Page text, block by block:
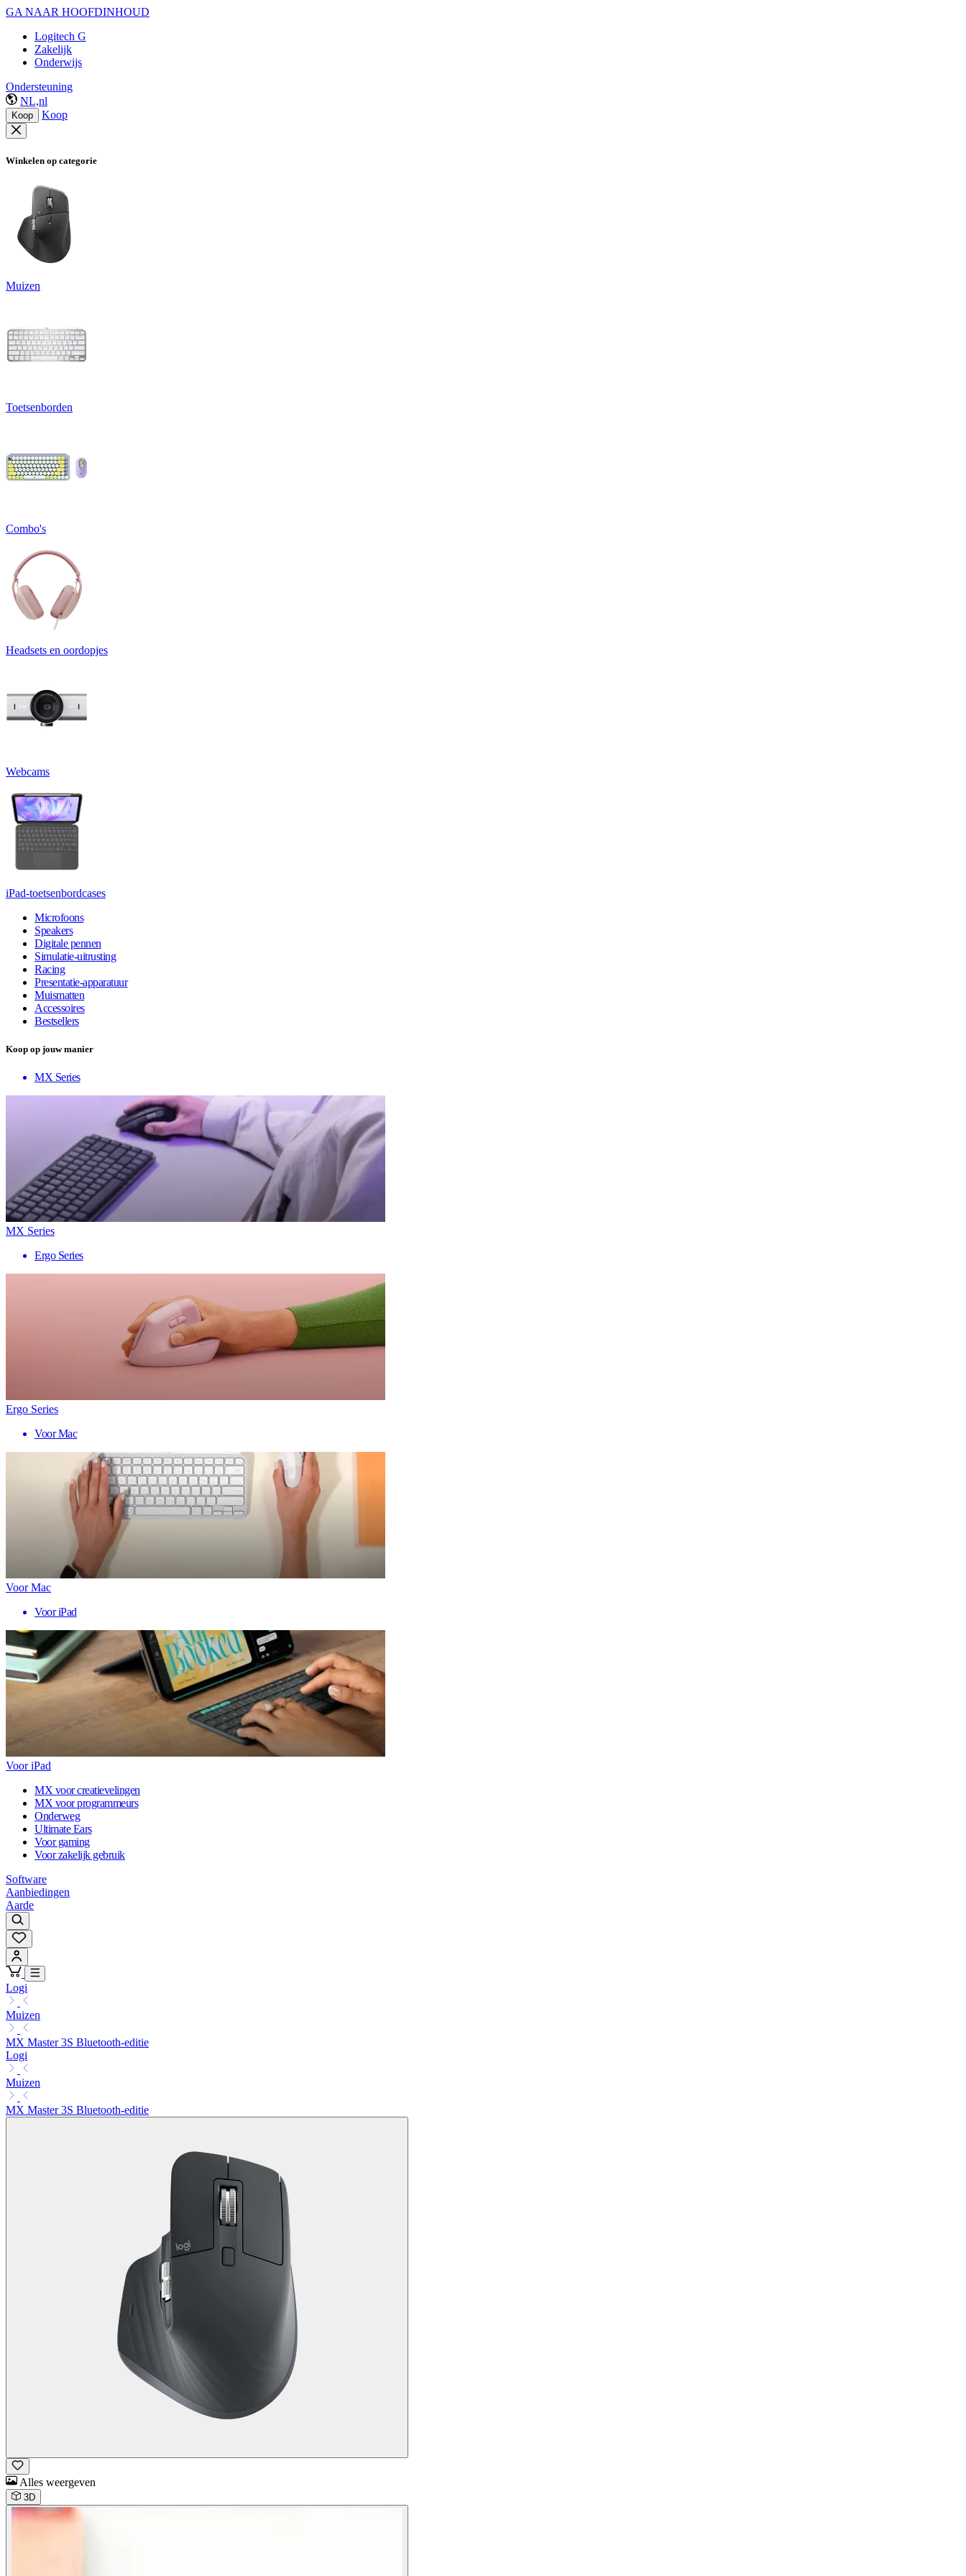
GA NAAR HOOFDINHOUD
Logitech G
Zakelijk
Onderwijs
Ondersteuning
NL,nl
Koop Koop
Winkelen op categorie
Muizen
Toetsenborden
Combo's
Headsets en oordopjes
Webcams
iPad-toetsenbordcases
Microfoons
Speakers
Digitale pennen
Simulatie-uitrusting
Racing
Presentatie-apparatuur
Muismatten
Accessoires
Bestsellers
Koop op jouw manier
MX Series
MX Series
Ergo Series
Ergo Series
Voor Mac
Voor Mac
Voor iPad
Voor iPad
MX voor creatievelingen
MX voor programmeurs
Onderweg
Ultimate Ears
Voor gaming
Voor zakelijk gebruik
Software
Aanbiedingen
Aarde
Logi
Muizen
MX Master 3S Bluetooth-editie
Logi
Muizen
MX Master 3S Bluetooth-editie
Alles weergeven
3D